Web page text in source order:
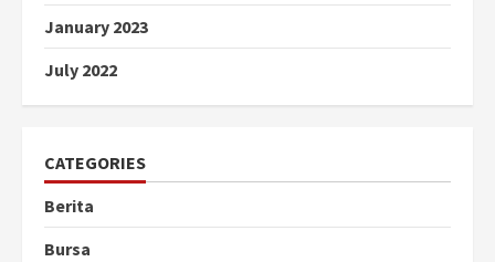
January 2023
July 2022
CATEGORIES
Berita
Bursa